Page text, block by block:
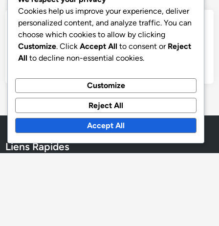
Archives
November 2025
October 2025
Liens Rapides
Cookies help us improve your experience, deliver
personalized content, and analyze traffic. You can
choose which cookies to allow by clicking
Customize. Click Accept All to consent or Reject
All to decline non-essential cookies.
Customize
Reject All
Accept All